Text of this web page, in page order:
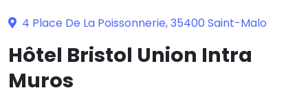
4 Place De La Poissonnerie, 35400 Saint-Malo
Hôtel Bristol Union Intra
Muros